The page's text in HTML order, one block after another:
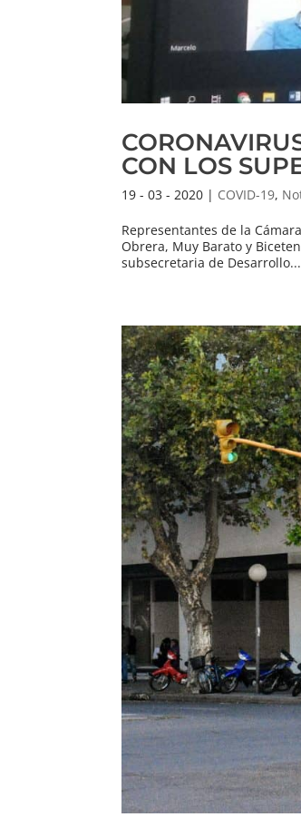
CON LOS
19 - 03 - 2020 | COVID-19,
Representantes de la
Obrera, Muy Barato y
subsecretaria de Desarrollo...